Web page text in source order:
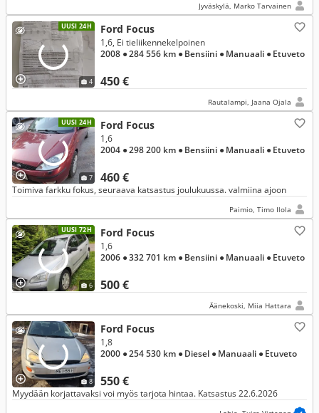
Jyväskylä, Marko Tarvainen
UUSI 24H
4
Ford Focus
450 €
1,6, Ei tieliikennekelpoinen
2008 ● 284 556 km ● Bensiini ● Manuaali ● Etuveto
Rautalampi, Jaana Ojala
UUSI 24H
7
Ford Focus
460 €
1,6
2004 ● 298 200 km ● Bensiini ● Manuaali ● Etuveto
Toimiva farkku fokus, seuraava katsastus joulukuussa. valmiina ajoon
Paimio, Timo Ilola
UUSI 72H
6
Ford Focus
500 €
1,6
2006 ● 332 701 km ● Bensiini ● Manuaali ● Etuveto
Äänekoski, Miia Hattara
8
Ford Focus
550 €
1,8
2000 ● 254 530 km ● Diesel ● Manuaali ● Etuveto
Myydään korjattavaksi voi myös tarjota hintaa. Katsastus 22.6.2026